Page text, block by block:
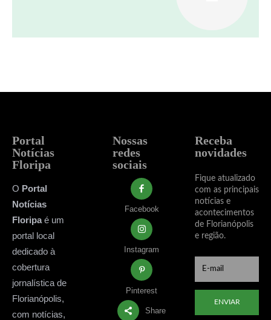
Portal
Notícias
Floripa
O Portal
Notícias
Floripaé um
portal local
dedicado à
cobertura
jornalística de
Florianópolis,
com notícias,
Nossas
redes
sociais
Facebook
Instagram
Pinterest
Share
Receba
novidades
Fique atualizado
com as principais
notícias e
acontecimentos
de Florianópolis
e região.
ENVIAR